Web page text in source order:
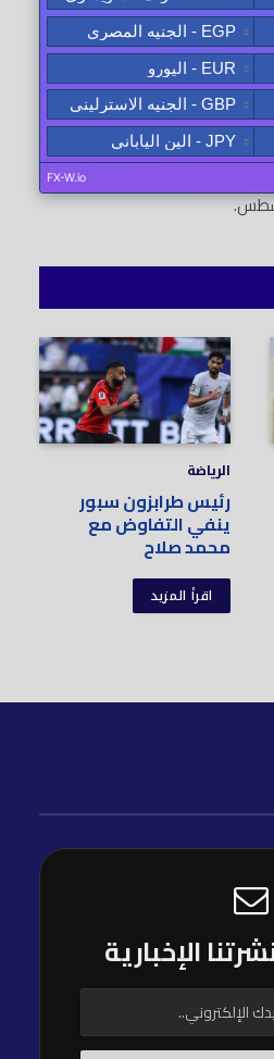
الرياضة
رئيس طرابزون سبور
ينفي التفاوض مع
محمد صلاح
اقرأ المزيد
الإخبارية